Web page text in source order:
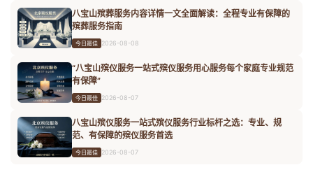
八宝山殡葬服务内容详情一文全面解读：全程专业有保障的
殡葬服务指南
今日最佳 2026-08-08
“八宝山殡仪服务一站式殡仪服务用心服务每个家庭专业规范
有保障”
今日最佳 2026-08-07
八宝山殡仪服务一站式殡仪服务行业标杆之选：专业、规
范、有保障的殡仪服务首选
今日最佳 2026-08-07